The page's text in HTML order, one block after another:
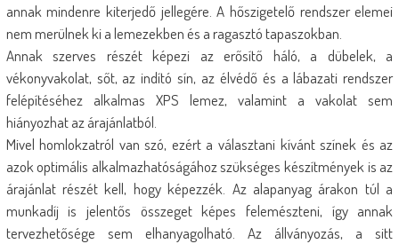
annak mindenre kiterjedő jellegére. A hőszigetelő rendszer elemei
nem merülnek ki a lemezekben és a ragasztó tapaszokban.
Annak szerves részét képezi az erősítő háló, a dübelek, a
vékonyvakolat, sőt, az indító sín, az élvédő és a lábazati rendszer
felépítéséhez alkalmas XPS lemez, valamint a vakolat sem
hiányozhat az árajánlatból.
Mivel homlokzatról van szó, ezért a választani kívánt színek és az
azok optimális alkalmazhatóságához szükséges készítmények is az
árajánlat részét kell, hogy képezzék. Az alapanyag árakon túl a
munkadíj is jelentős összeget képes felemészteni, így annak
tervezhetősége sem elhanyagolható. Az állványozás, a sitt